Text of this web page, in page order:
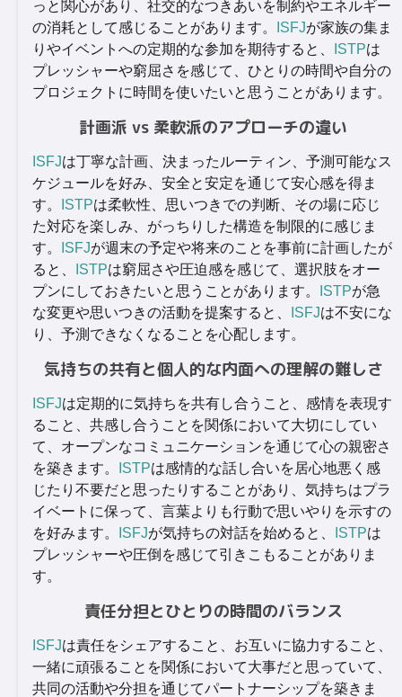
っと関心があり、社交的なつきあいを制約やエネルギー
の消耗として感じることがあります。
ISFJが家族の集ま
りやイベントへの定期的な参加を期待すると、
ISTPは
プレッシャーや窮屈さを感じて、ひとりの時間や自分の
プロジェクトに時間を使いたいと思うことがあります。
計画派 vs 柔軟派のアプローチの違い
ISFJは丁寧な計画、決まったルーティン、予測可能なス
ケジュールを好み、安全と安定を通じて安心感を得ま
す。
ISTPは柔軟性、思いつきでの判断、その場に応じ
た対応を楽しみ、がっちりした構造を制限的に感じま
す。
ISFJが週末の予定や将来のことを事前に計画したが
ると、
ISTPは窮屈さや圧迫感を感じて、選択肢をオー
プンにしておきたいと思うことがあります。
ISTPが急
な変更や思いつきの活動を提案すると、
ISFJは不安にな
り、予測できなくなることを心配します。
気持ちの共有と個人的な内面への理解の難しさ
ISFJは定期的に気持ちを共有し合うこと、感情を表現す
ること、共感し合うことを関係において大切にしてい
て、オープンなコミュニケーションを通じて心の親密さ
を築きます。
ISTPは感情的な話し合いを居心地悪く感
じたり不要だと思ったりすることがあり、気持ちはプラ
イベートに保って、言葉よりも行動で思いやりを示すの
を好みます。
ISFJが気持ちの対話を始めると、 ISTPは
プレッシャーや圧倒を感じて引きこもることがありま
す。
責任分担とひとりの時間のバランス
ISFJは責任をシェアすること、お互いに協力すること、
一緒に頑張ることを関係において大事だと思っていて、
共同の活動や分担を通じてパートナーシップを築きま